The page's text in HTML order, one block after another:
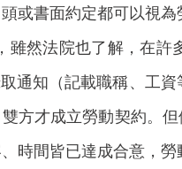
或書面約定都可以視
雖然法院也了解，在
通知（記載職稱、工
雙方才成立勞動契約。
時間皆已達成合意，